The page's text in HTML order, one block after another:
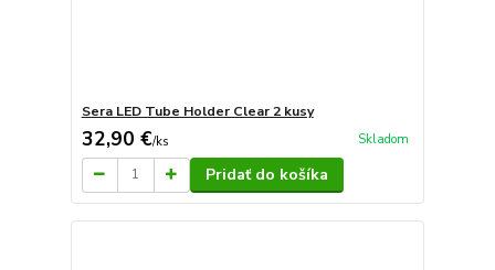
Sera LED Tube Holder Clear 2 kusy
32,90 €/ks Skladom
Pridať do košíka